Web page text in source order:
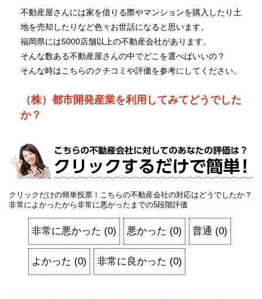
不動産屋さんには家を借りる際やマンションを購入したり土
地を売却したりなど色々お世話になると思います。
福岡県には5000店舗以上の不動産会社があります。
そんな数ある不動産屋さんの中でどこを選べばいいの？
そんな時はこちらのクチコミや評価を参考にしてください。
（株）都市開発産業を利用してみてどうでした
か？
クリックだけの簡単投票！こちらの不動産会社の対応はどうでしたか？
非常によかったから非常に悪かったまでの5段階評価
非常に悪かった (0) 悪かった (0) 普通 (0)
よかった (0) 非常に良かった (0)